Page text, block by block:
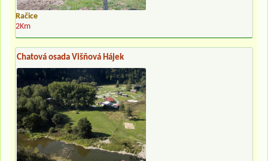
Račice
2Km
Chatová osada Višňová Hájek